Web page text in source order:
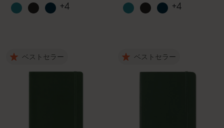
+4 +4
ベストセラー ベストセラー